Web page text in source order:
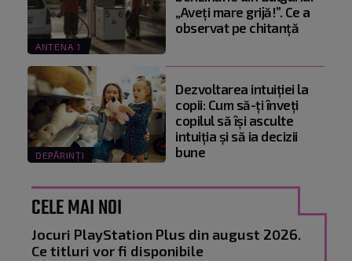
ANTENA 1
„Aveți mare grijă!”. Ce a
observat pe chitanță
DEPĂRINȚI
Dezvoltarea intuiției la
copii: Cum să-ți înveți
copilul să își asculte
intuiția și să ia decizii
bune
CELE MAI NOI
Jocuri PlayStation Plus din august 2026.
Ce titluri vor fi disponibile